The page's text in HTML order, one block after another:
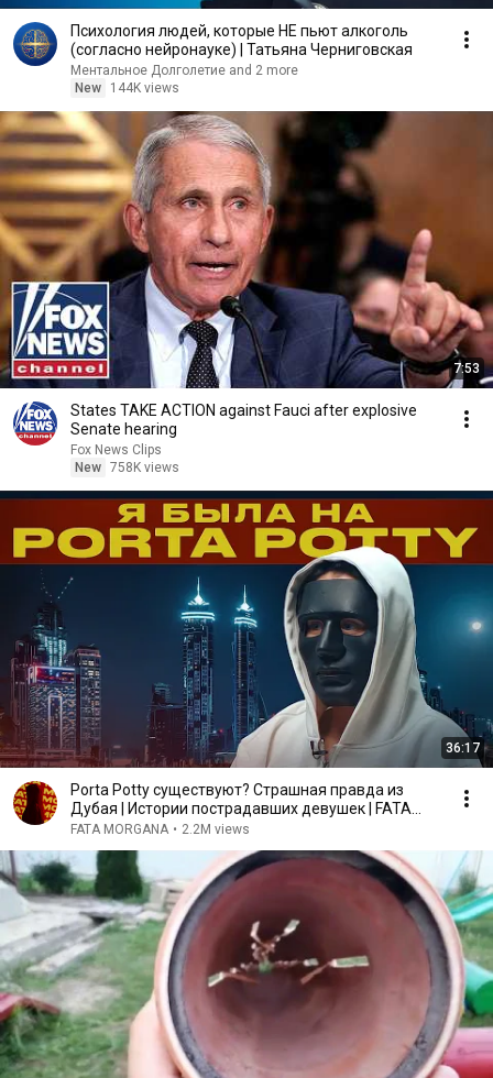
Психология людей, которые НЕ пьют алкоголь
(согласно нейронауке) | Татьяна Черниговская
Ментальное Долголетие and 2 more
New
144K views
7:53
States TAKE ACTION against Fauci after explosive
Senate hearing
Fox News Clips
New 758K views
36:17
Porta Potty существуют? Страшная правда из
Дубая | Истории пострадавших девушек | FATA
MORGANA
FATA MORGANA • 2.2M views